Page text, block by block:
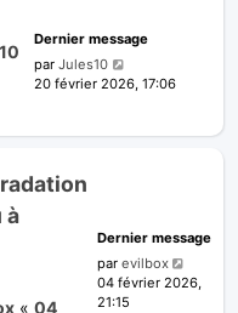
Dernier message
par Jules10
20 février 2026, 17:06
à
« 04
Dernier message
par evilbox
04 février 2026,
21:15